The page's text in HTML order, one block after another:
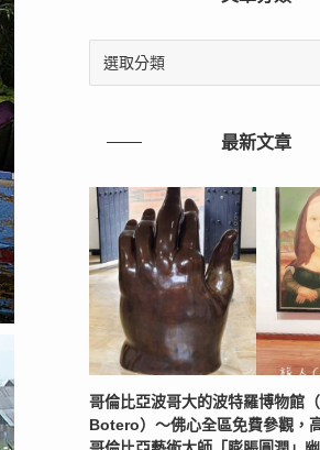
最新文章
哥倫比亞波哥大的波特羅博物館
Botero）～佛心全區免費參觀，